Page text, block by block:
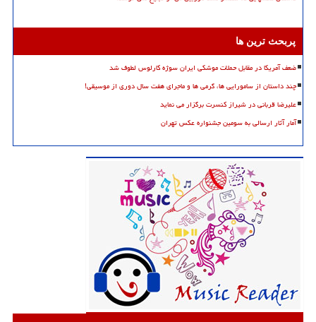
پربحث ترین ها
ضعف آمریکا در مقابل حملات موشکی ایران سوژه کارلوس لطوف شد
چند داستان از سامورایی ها، گرمی ها و ماجرای هفت سال دوری از موسیقی!
علیرضا قربانی در شیراز کنسرت برگزار می نماید
آمار آثار ارسالی به سومین جشنواره عکس تهران